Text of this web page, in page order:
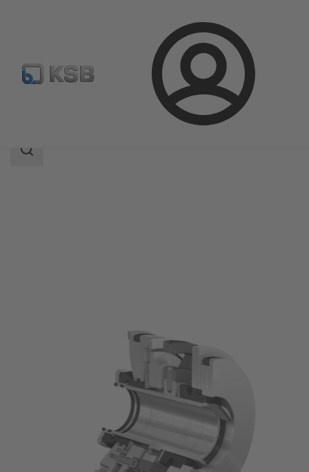
登
录
4STK
搜